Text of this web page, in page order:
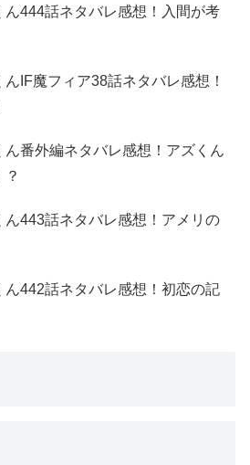
ん444話ネタバレ感想！入間が考
IF魔フィア38話ネタバレ感想！
番外編ネタバレ感想！アズくん
ん443話ネタバレ感想！アメリの
ん442話ネタバレ感想！初恋の記